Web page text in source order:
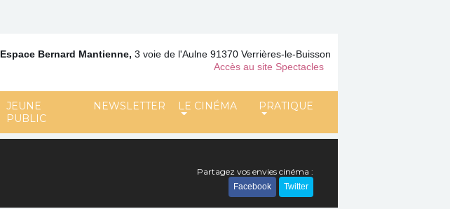
JEUNE
PUBLIC
NEWSLETTER LE CINÉMA PRATIQUE
Espace Bernard Mantienne, 3 voie de l'Aulne 91370 Verrières-le-Buisson
Accès au site Spectacles
Partagez vos envies cinéma :
Facebook Twitter